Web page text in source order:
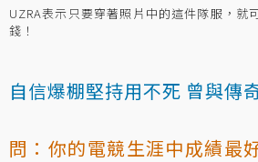
UZRA表示只要穿著照片中的這件隊服，就
錢！
自信爆棚堅持用不死 曾與傳
問：你的電競生涯中成績最